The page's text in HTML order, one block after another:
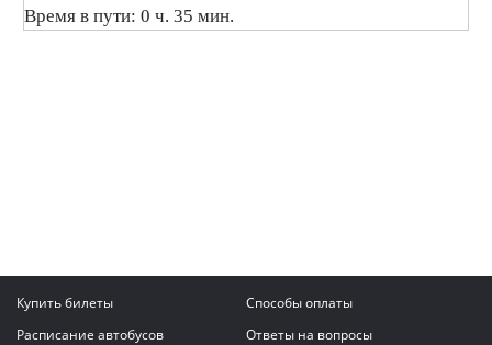
Время в пути: 0 ч. 35 мин.
Купить билеты
Способы оплаты
Расписание автобусов
Ответы на вопросы